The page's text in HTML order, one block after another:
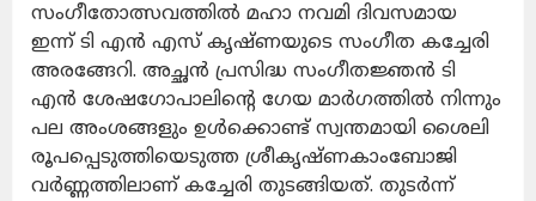
സംഗീതോത്സവത്തിൽ മഹാ നവമി ദിവസമായ
ഇന്ന് ടി എൻ എസ് കൃഷ്ണയുടെ സംഗീത കച്ചേരി
അരങ്ങേറി. അച്ഛൻ പ്രസിദ്ധ സംഗീതജ്ഞൻ ടി
എൻ ശേഷഗോപാലിന്റെ ഗേയ മാർഗത്തിൽ നിന്നും
പല അംശങ്ങളും ഉൾക്കൊണ്ട് സ്വന്തമായി ശൈലി
രൂപപ്പെടുത്തിയെടുത്ത ശ്രീകൃഷ്ണകാംബോജി
വർണ്ണത്തിലാണ് കച്ചേരി തുടങ്ങിയത്. തുടർന്ന്